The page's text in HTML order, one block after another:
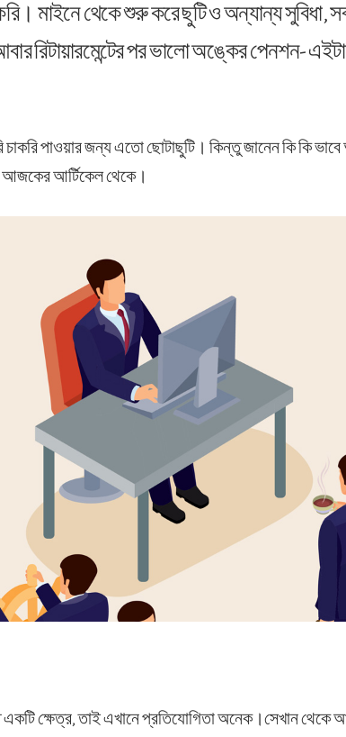
মাইনে থেকে শুরু করে ছুটি ও অন্যান্য সুবিধা,
রিটায়ারমেন্টের পর ভালো অঙ্কের পেনশন-
চাকরি পাওয়ার জন্য এতো ছোটাছুটি। কিন্তু জানেন কি কি
আজকের আর্টিকেল থেকে।
একটি ক্ষেত্র, তাই এখানে প্রতিযোগিতা অনেক।সেখান থেকে